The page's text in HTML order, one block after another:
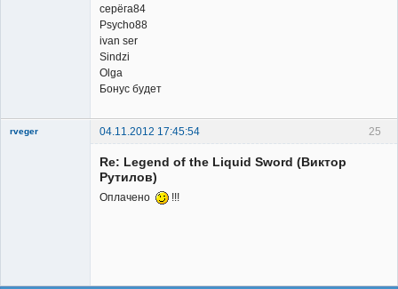
серёга84
Psycho88
ivan ser
Sindzi
Olga
Бонус будет
25
rveger 04.11.2012 17:45:54
Re: Legend of the Liquid Sword (Виктор
Рутилов)
Оплачено !!!